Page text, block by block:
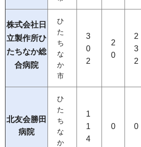
株式会社日
立製作所ひ
たちなか総
合病院
ひ
た
ち
な
か
市
3
0
2
2
0
2
3
2
北友会勝田
病院
ひ
た
ち
な
か
1
1
4
0 0